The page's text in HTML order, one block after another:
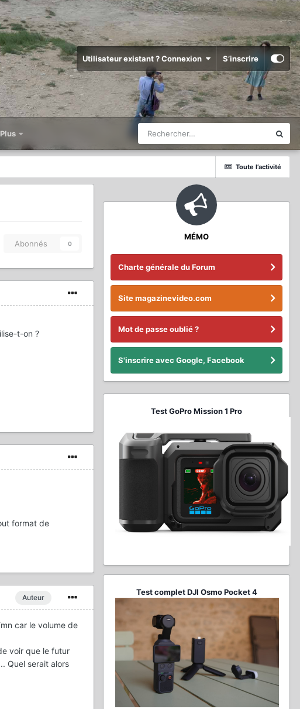
Utilisateur existant ? Connexion S’inscrire
Plus
Toute l’activité
Abonnés 0
t-on ?
format de
Auteur
car le volume de
voir que le futur
Quel serait alors
MÉMO
Charte générale du Forum
Site magazinevideo.com
Mot de passe oublié ?
S'inscrire avec Google, Facebook
Test GoPro Mission 1 Pro
Test complet DJI Osmo Pocket 4